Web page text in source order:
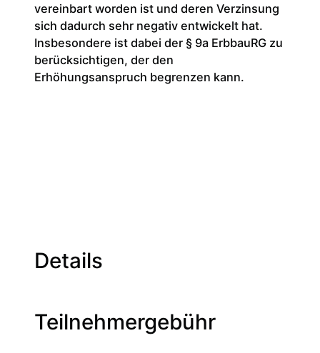
vereinbart worden ist und deren Verzinsung
sich dadurch sehr negativ entwickelt hat.
Insbesondere ist dabei der § 9a ErbbauRG zu
berücksichtigen, der den
Erhöhungsanspruch begrenzen kann.
Details
Teilnehmergebühr